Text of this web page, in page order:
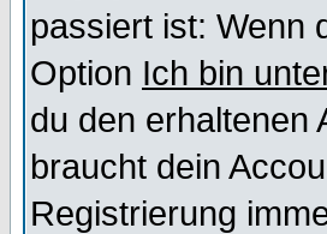
passiert ist: Wenn
Option Ich bin
du den erhaltenen
braucht dein
Registrierung